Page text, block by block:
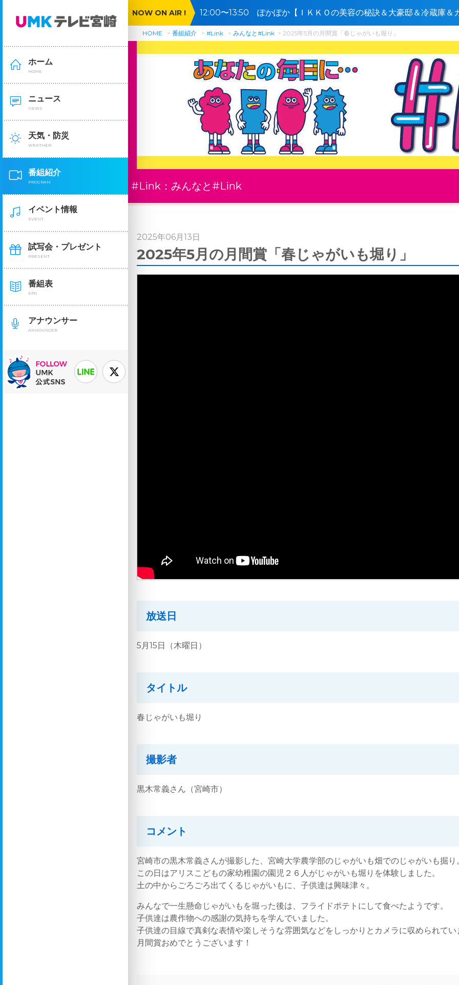
ホーム
HOME
ニュース
NEWS
天気・防災
WEATHER
番組紹介
PROGRAM
イベント情報
EVENT
試写会・プレゼント
PRESENT
番組表
EPG
アナウンサー
ANNOUNCER
NOW ON AIR !
12:00〜13:50 ぽかぽか【ＩＫＫＯの美容の秘訣＆大豪邸＆冷蔵庫＆
公開ＳＰ】🈑
HOME 番組紹介 #Link みんなと#Link 2025年5月の月間賞「春じゃがいも堀り」
#Link：みんなと#Link
2025年06月13日
2025年5月の月間賞「春じゃがいも堀り」
放送日
5月15日（木曜日）
タイトル
春じゃがいも堀り
撮影者
黒木常義さん（宮崎市）
コメント
宮崎市の黒木常義さんが撮影した、宮崎大学農学部のじゃがいも畑でのじゃがいも掘り
この日はアリスこどもの家幼稚園の園児２６人がじゃがいも堀りを体験しました。
土の中からごろごろ出てくるじゃがいもに、子供達は興味津々。
みんなで一生懸命じゃがいもを堀った後は、フライドポテトにして食べたようです。
子供達は農作物への感謝の気持ちを学んでいました。
子供達の目線で真剣な表情や楽しそうな雰囲気などをしっかりとカメラに収められてい
月間賞おめでとうございます！